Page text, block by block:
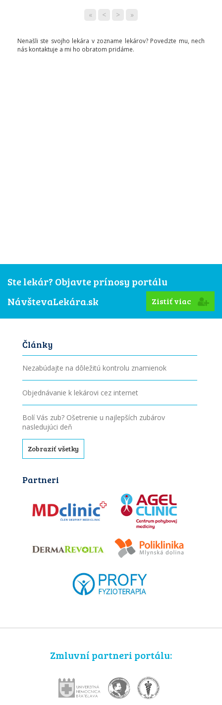
« < > »
Nenašli ste svojho lekára v zozname lekárov? Povedzte mu, nech
nás kontaktuje a mi ho obratom pridáme.
Ste lekár? Objavte prínosy portálu
NávštevaLekára.sk
Zistiť viac
Články
Nezabúdajte na dôležitú kontrolu znamienok
Objednávanie k lekárovi cez internet
Bolí Vás zub? Ošetrenie u najlepších zubárov
nasledujúci deň
Zobraziť všetky
Partneri
Zmluvní partneri portálu: